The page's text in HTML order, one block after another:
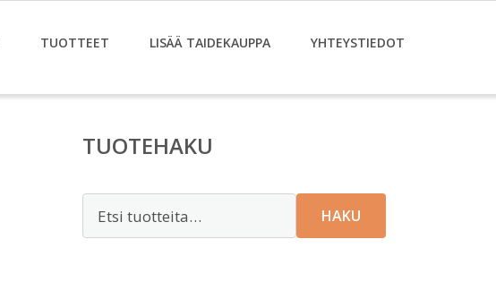
TUOTTEET LISÄÄ TAIDEKAUPPA YHTEYSTIEDOT
TUOTEHAKU
HAKU